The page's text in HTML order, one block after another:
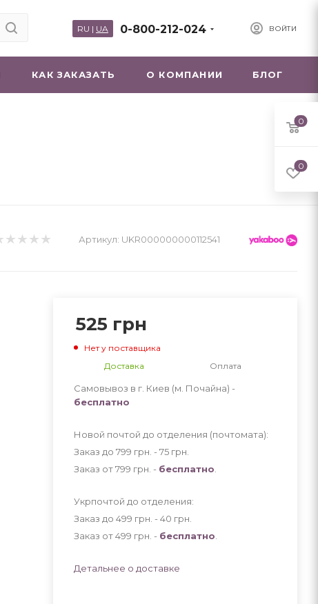
ВОЙТИ
0-800-212-024
RU | UA
КАК ЗАКАЗАТЬ О КОМПАНИИ БЛОГ
Артикул: UKR000000000112541
525 грн
Нет у поставщика
Доставка
Оплата
Самовывоз в г. Киев (м. Почайна) -
бесплатно
Новой почтой до отделения (почтомата):
Заказ до 799 грн. - 75 грн
Заказ от 799 грн. - бесплатно
Укрпочтой до отделения:
Заказ до 499 грн. - 40 грн
Заказ от 499 грн. - бесплатно
Детальнее о доставке
0
0